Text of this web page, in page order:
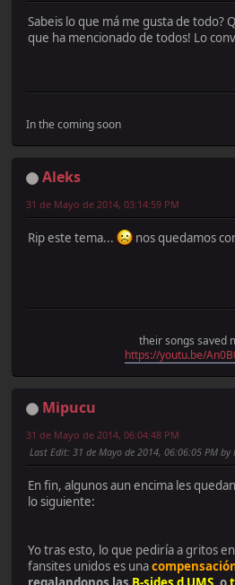
Sabeis lo que má me gusta de todo?
que ha mencionado de todos! Lo
In the coming soon
Aleks
31 de Mayo de 2014, 03:14:59 PM
Rip este tema... nos quedamos
their songs saved
https://youtu.be/
Mipucu
31 de Mayo de 2014, 06:04:48 PM
Last Edit: 31 de Mayo de 2014, 06:06:05 PM by
En fin, algunos aun encima les
lo siguiente:
Yo tras esto, lo que pediría a gritos
fansites unidos es una